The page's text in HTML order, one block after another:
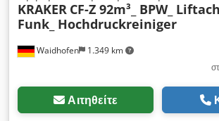
Waidhofen 1.349 km
KRAKER CF-Z 92m³_ BPW_ Liftach_
Funk_ Hochdruckreiniger
Αιτηθείτε